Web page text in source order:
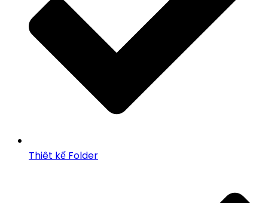
Thiêt kế Folder